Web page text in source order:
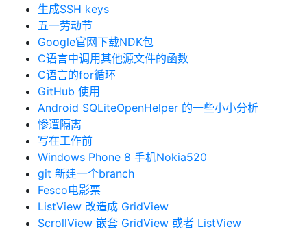
生成SSH keys
五一劳动节
Google官网下载NDK包
C语言中调用其他源文件的函数
C语言的for循环
GitHub 使用
Android SQLiteOpenHelper 的一些小小分析
惨遭隔离
写在工作前
Windows Phone 8 手机Nokia520
git 新建一个branch
Fesco电影票
ListView 改造成 GridView
ScrollView 嵌套 GridView 或者 ListView